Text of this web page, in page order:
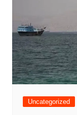
Uncategorized